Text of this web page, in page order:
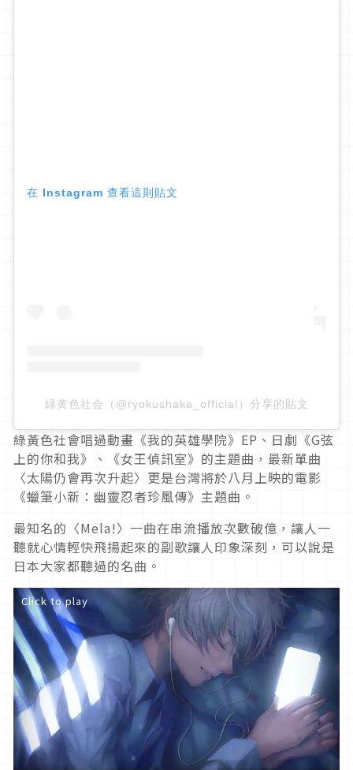
在 Instagram 查看這則貼文
緑黄色社会（@ryokushaka_official）分享的貼文
綠黃色社會唱過動畫《我的英雄學院》EP、日劇《G弦
上的你和我》、《女王偵訊室》的主題曲，最新單曲
〈太陽仍會再次升起〉更是台灣將於八月上映的電影
《蠟筆小新：幽靈忍者珍風傳》主題曲。
最知名的〈Mela!〉一曲在串流播放次數破億，讓人一
聽就心情輕快飛揚起來的副歌讓人印象深刻，可以說是
日本大家都聽過的名曲。
Click to play